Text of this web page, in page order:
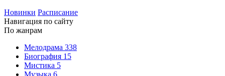
Новинки Расписание
Навигация по сайту
По жанрам
Мелодрама 338
Биография 15
Мистика 5
Музыка 6